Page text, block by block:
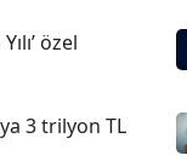
özel
3 trilyon TL